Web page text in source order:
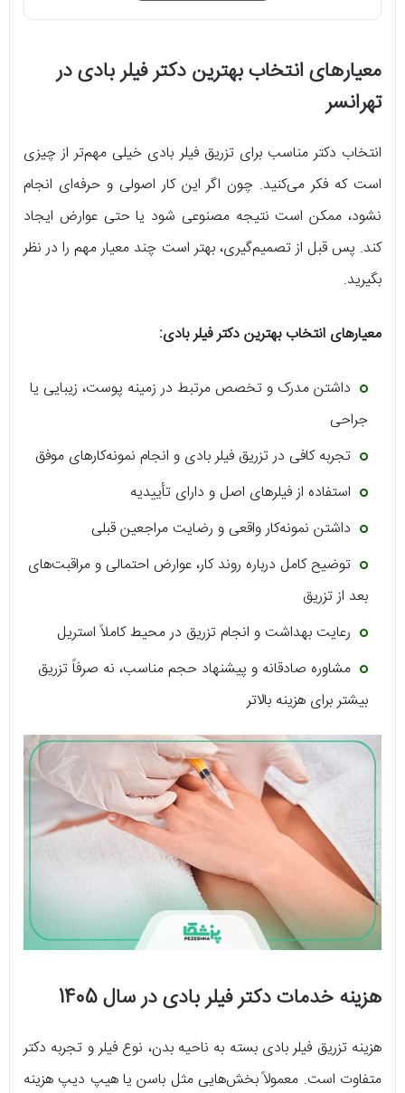
معیارهای انتخاب بهترین دکتر فیلر بادی در
تهرانسر
انتخاب دکتر مناسب برای تزریق فیلر بادی خیلی مهم‌تر از چیزی
است که فکر می‌کنید. چون اگر این کار اصولی و حرفه‌ای انجام
نشود، ممکن است نتیجه مصنوعی شود یا حتی عوارض ایجاد
کند. پس قبل از تصمیم‌گیری، بهتر است چند معیار مهم را در نظر
بگیرید.
معیارهای انتخاب بهترین دکتر فیلر بادی:
داشتن مدرک و تخصص مرتبط در زمینه پوست، زیبایی یا
جراحی
تجربه کافی در تزریق فیلر بادی و انجام نمونه‌کارهای موفق
استفاده از فیلرهای اصل و دارای تأییدیه
داشتن نمونه‌کار واقعی و رضایت مراجعین قبلی
توضیح کامل درباره روند کار، عوارض احتمالی و مراقبت‌های
بعد از تزریق
رعایت بهداشت و انجام تزریق در محیط کاملاً استریل
مشاوره صادقانه و پیشنهاد حجم مناسب، نه صرفاً تزریق
بیشتر برای هزینه بالاتر
هزینه خدمات دکتر فیلر بادی در سال 1405
هزینه تزریق فیلر بادی بسته به ناحیه بدن، نوع فیلر و تجربه دکتر
متفاوت است. معمولاً بخش‌هایی مثل باسن یا هیپ دیپ هزینه